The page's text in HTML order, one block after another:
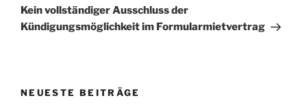
Beitrag
Kein vollständiger Ausschluss der
Kündigungsmöglichkeit im Formularmietvertrag
NEUESTE BEITRÄGE